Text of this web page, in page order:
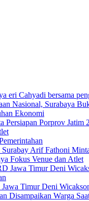
Nasional, Surabaya
Ekonomi
Arif Fathoni
Fokus Venue dan Atlet
Timur Deni
Disampaikan Warga